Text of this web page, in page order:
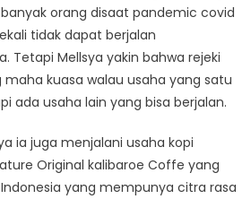
orang disaat pandemic covid
tidak dapat berjalan
Tetapi Mellsya yakin bahwa rejeki
kuasa walau usaha yang satu
ada usaha lain yang bisa berjalan.
ia juga menjalani usaha kopi
Original kalibaroe Coffe yang
yang mempunya citra rasa